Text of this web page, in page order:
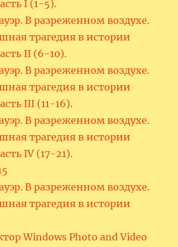
I (1-5).
В разреженном воздухе.
трагедия в истории
II (6-10).
В разреженном воздухе.
трагедия в истории
III (11-16).
В разреженном воздухе.
трагедия в истории
IV (17-21).
В разреженном воздухе.
трагедия в истории
Windows Photo and Video